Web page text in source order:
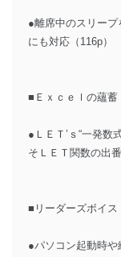
●離席中のスリー
にも対応（116p）
■Ｅｘｃｅｌの蘊蓄
●ＬＥＴ’ｓ“一発
そＬＥＴ関数の出番
■リーダーズボイス
●パソコン起動時